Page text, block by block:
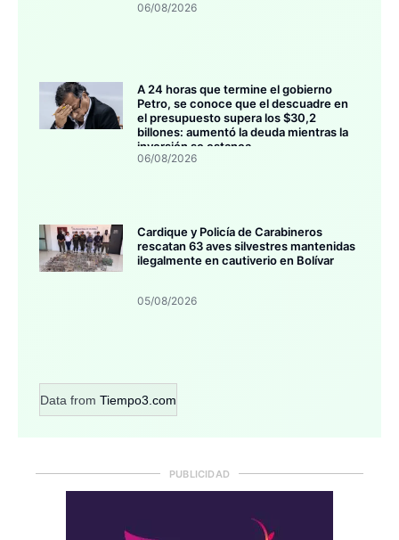
06/08/2026
A 24 horas que termine el gobierno
Petro, se conoce que el descuadre en
el presupuesto supera los $30,2
billones: aumentó la deuda mientras la
inversión se estanca
06/08/2026
Cardique y Policía de Carabineros
rescatan 63 aves silvestres mantenidas
ilegalmente en cautiverio en Bolívar
05/08/2026
Data from Tiempo3.com
PUBLICIDAD